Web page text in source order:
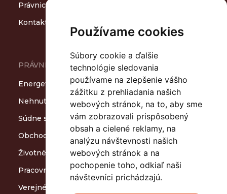
Používame cookies
Súbory cookie a ďalšie
technológie sledovania
používame na zlepšenie vášho
zážitku z prehliadania našich
webových stránok, na to, aby sme
vám zobrazovali prispôsobený
obsah a cielené reklamy, na
analýzu návštevnosti našich
webových stránok a na
pochopenie toho, odkiaľ naši
návštevníci prichádzajú.
Právnicko-ľudský slovník
Kontakt
PRÁVNE OBLASTI
Energetika
Nehnuteľnosti a stavebníctvo
Súdne spory a arbitráže
Obchodné spoločnosti a M&A
Životné prostredie a odpady
Pracovnoprávne vzťahy
Verejné obstarávanie